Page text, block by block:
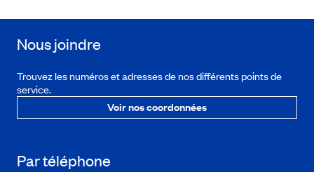
Nous joindre
Trouvez les numéros et adresses de nos différents points de
service.
Voir nos coordonnées
Par téléphone